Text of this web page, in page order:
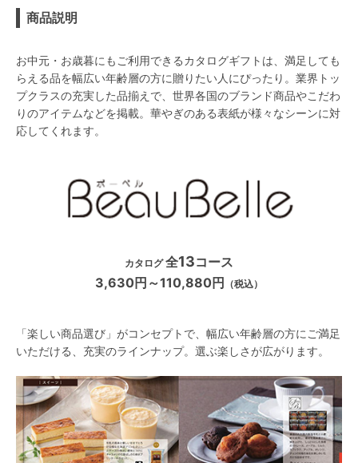
商品説明
お中元・お歳暮にもご利用できるカタログギフトは、満足しても
らえる品を幅広い年齢層の方に贈りたい人にぴったり。業界トッ
プクラスの充実した品揃えで、世界各国のブランド商品やこだわ
りのアイテムなどを掲載。華やぎのある表紙が様々なシーンに対
応してくれます。
カタログ全13コース
3,630円～110,880円 （税込）
「楽しい商品選び」がコンセプトで、幅広い年齢層の方にご満足
いただける、充実のラインナップ。選ぶ楽しさが広がります。